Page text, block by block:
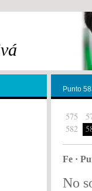
Punto
575
582
Fe ·
No